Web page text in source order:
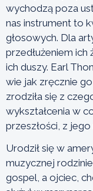
wychodzą poza
nas instrument to
głosowych. Dla
przedłużeniem ich
ich duszy. Earl
wie jak zręcznie
zrodziła się z
wykształcenia w
przeszłości, z
Urodził się w
muzycznej
gospel, a ojciec,